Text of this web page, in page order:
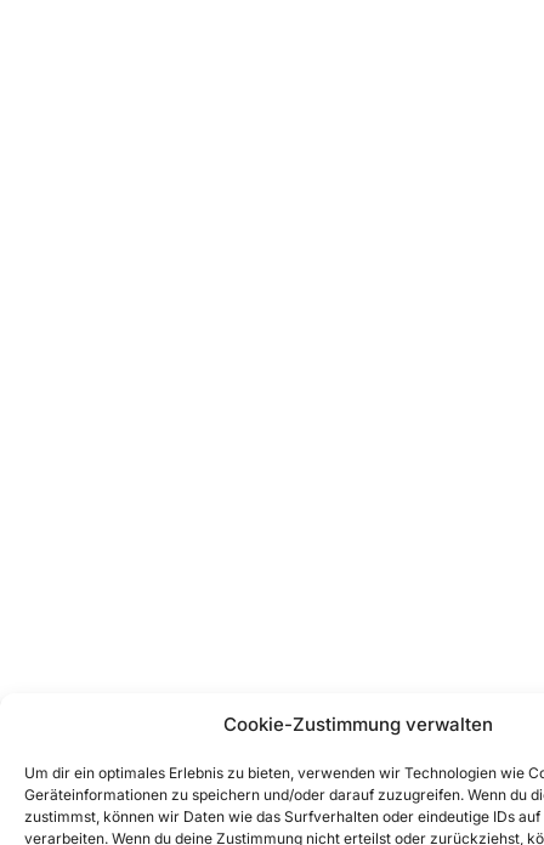
Cookie-Zustimmung verwalten
Um dir ein optimales Erlebnis zu bieten, verwenden wir Technologien wie
Geräteinformationen zu speichern und/oder darauf zuzugreifen. Wenn du
zustimmst, können wir Daten wie das Surfverhalten oder eindeutige IDs auf
verarbeiten. Wenn du deine Zustimmung nicht erteilst oder zurückziehst,